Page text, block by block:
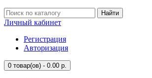
Найти
Личный кабинет
Регистрация
Авторизация
0 товар(ов) - 0.00 р.